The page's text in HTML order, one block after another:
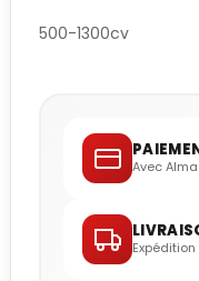
500-1300cv
Avec Alma